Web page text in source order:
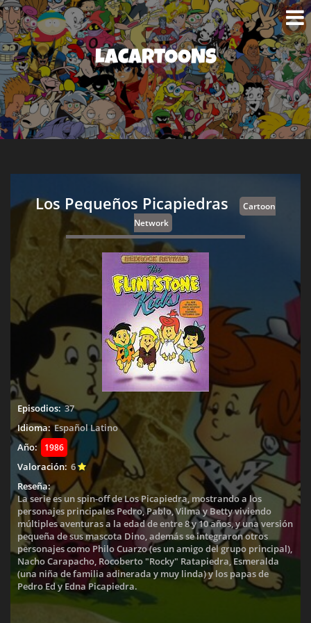
LACARTOONS
Los Pequeños Picapiedras
Cartoon
Network
Episodios: 37
Idioma: Español Latino
Año:
1986
Valoración: 6
Reseña:
La serie es un spin-off de Los Picapiedra, mostrando a los
personajes principales Pedro, Pablo, Vilma y Betty viviendo
múltiples aventuras a la edad de entre 8 y 10 años, y una versión
pequeña de sus mascota Dino, además se integraron otros
personajes como Philo Cuarzo (es un amigo del grupo principal),
Nacho Carapacho, Rocoberto "Rocky" Ratapiedra, Esmeralda
(una niña de familia adinerada y muy linda) y los papas de
Pedro Ed y Edna Picapiedra.